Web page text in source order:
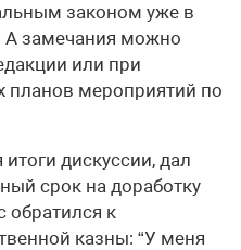
законом уже в
А замечания можно
или при
мероприятий по
дискуссии, дал
срок на доработку
обратился к
казны: “У меня